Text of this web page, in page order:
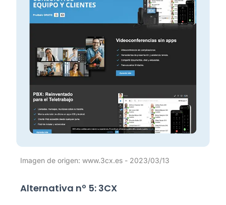
Alternativa nº 5: 3CX
Imagen de origen: www.3cx.es - 2023/03/13